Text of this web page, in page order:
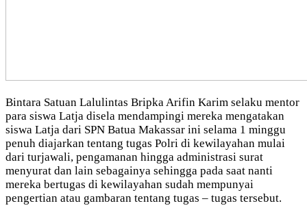
Bintara Satuan Lalulintas Bripka Arifin Karim selaku mentor
para siswa Latja disela mendampingi mereka mengatakan
siswa Latja dari SPN Batua Makassar ini selama 1 minggu
penuh diajarkan tentang tugas Polri di kewilayahan mulai
dari turjawali, pengamanan hingga administrasi surat
menyurat dan lain sebagainya sehingga pada saat nanti
mereka bertugas di kewilayahan sudah mempunyai
pengertian atau gambaran tentang tugas – tugas tersebut.